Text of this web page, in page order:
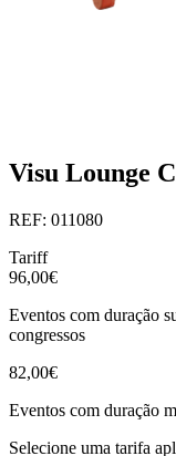
Visu Lounge
REF: 011080
Tariff
96,00€
Eventos com duração
congressos
82,00€
Eventos com duração
Selecione uma tarifa